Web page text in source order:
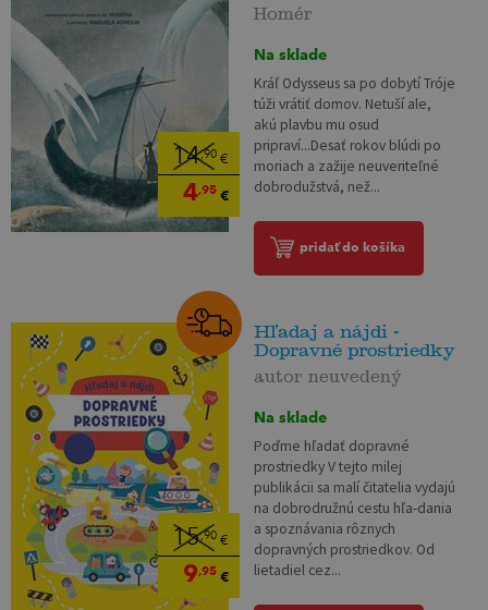
14,90€
4,95€
Homér
Na sklade
Kráľ Odysseus sa po dobytí Tróje
túži vrátiť domov. Netuší ale,
akú plavbu mu osud
pripraví...Desať rokov blúdi po
moriach a zažije neuveriteľné
dobrodužstvá, než...
pridať do košíka
15,90€
9,95€
Hľadaj a nájdi -
Dopravné prostriedky
autor neuvedený
Na sklade
Poďme hľadať dopravné
prostriedky V tejto milej
publikácii sa malí čitatelia vydajú
na dobrodružnú cestu hľa-dania
a spoznávania rôznych
dopravných prostriedkov. Od
lietadiel cez...